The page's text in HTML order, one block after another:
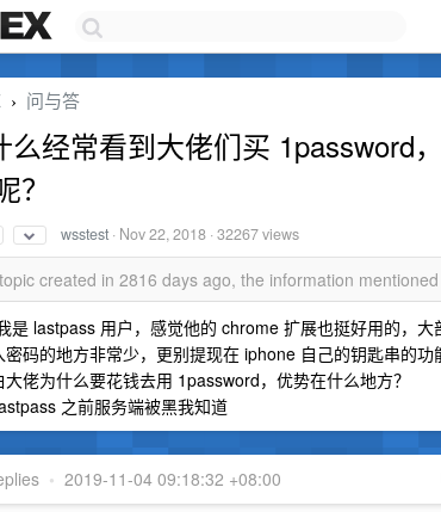
› 问与答
么经常看到大佬们买 1password
？
wsstest · Nov 22, 2018 · 32267 views
created in 2816 days ago, the information
是 lastpass 用户，感觉他的 chrome 扩展也挺好用的，
密码的地方非常少，更别提现在 iphone 自己的钥匙串的
大佬为什么要花钱去用 1password，优势在什么地方？
之前服务端被黑我知道
• 2019-11-04 09:18:32 +08:00